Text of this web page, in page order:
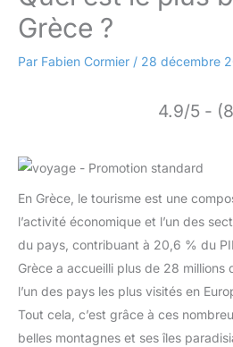
Grèce ?
Par Fabien Cormier / 28 décembre
4.9/5 -
En Grèce, le tourisme est une
l’activité économique et l’un des
du pays, contribuant à 20,6 % du
Grèce a accueilli plus de 28 millions
l’un des pays les plus visités en
Tout cela, c’est grâce à ces
belles montagnes et ses îles